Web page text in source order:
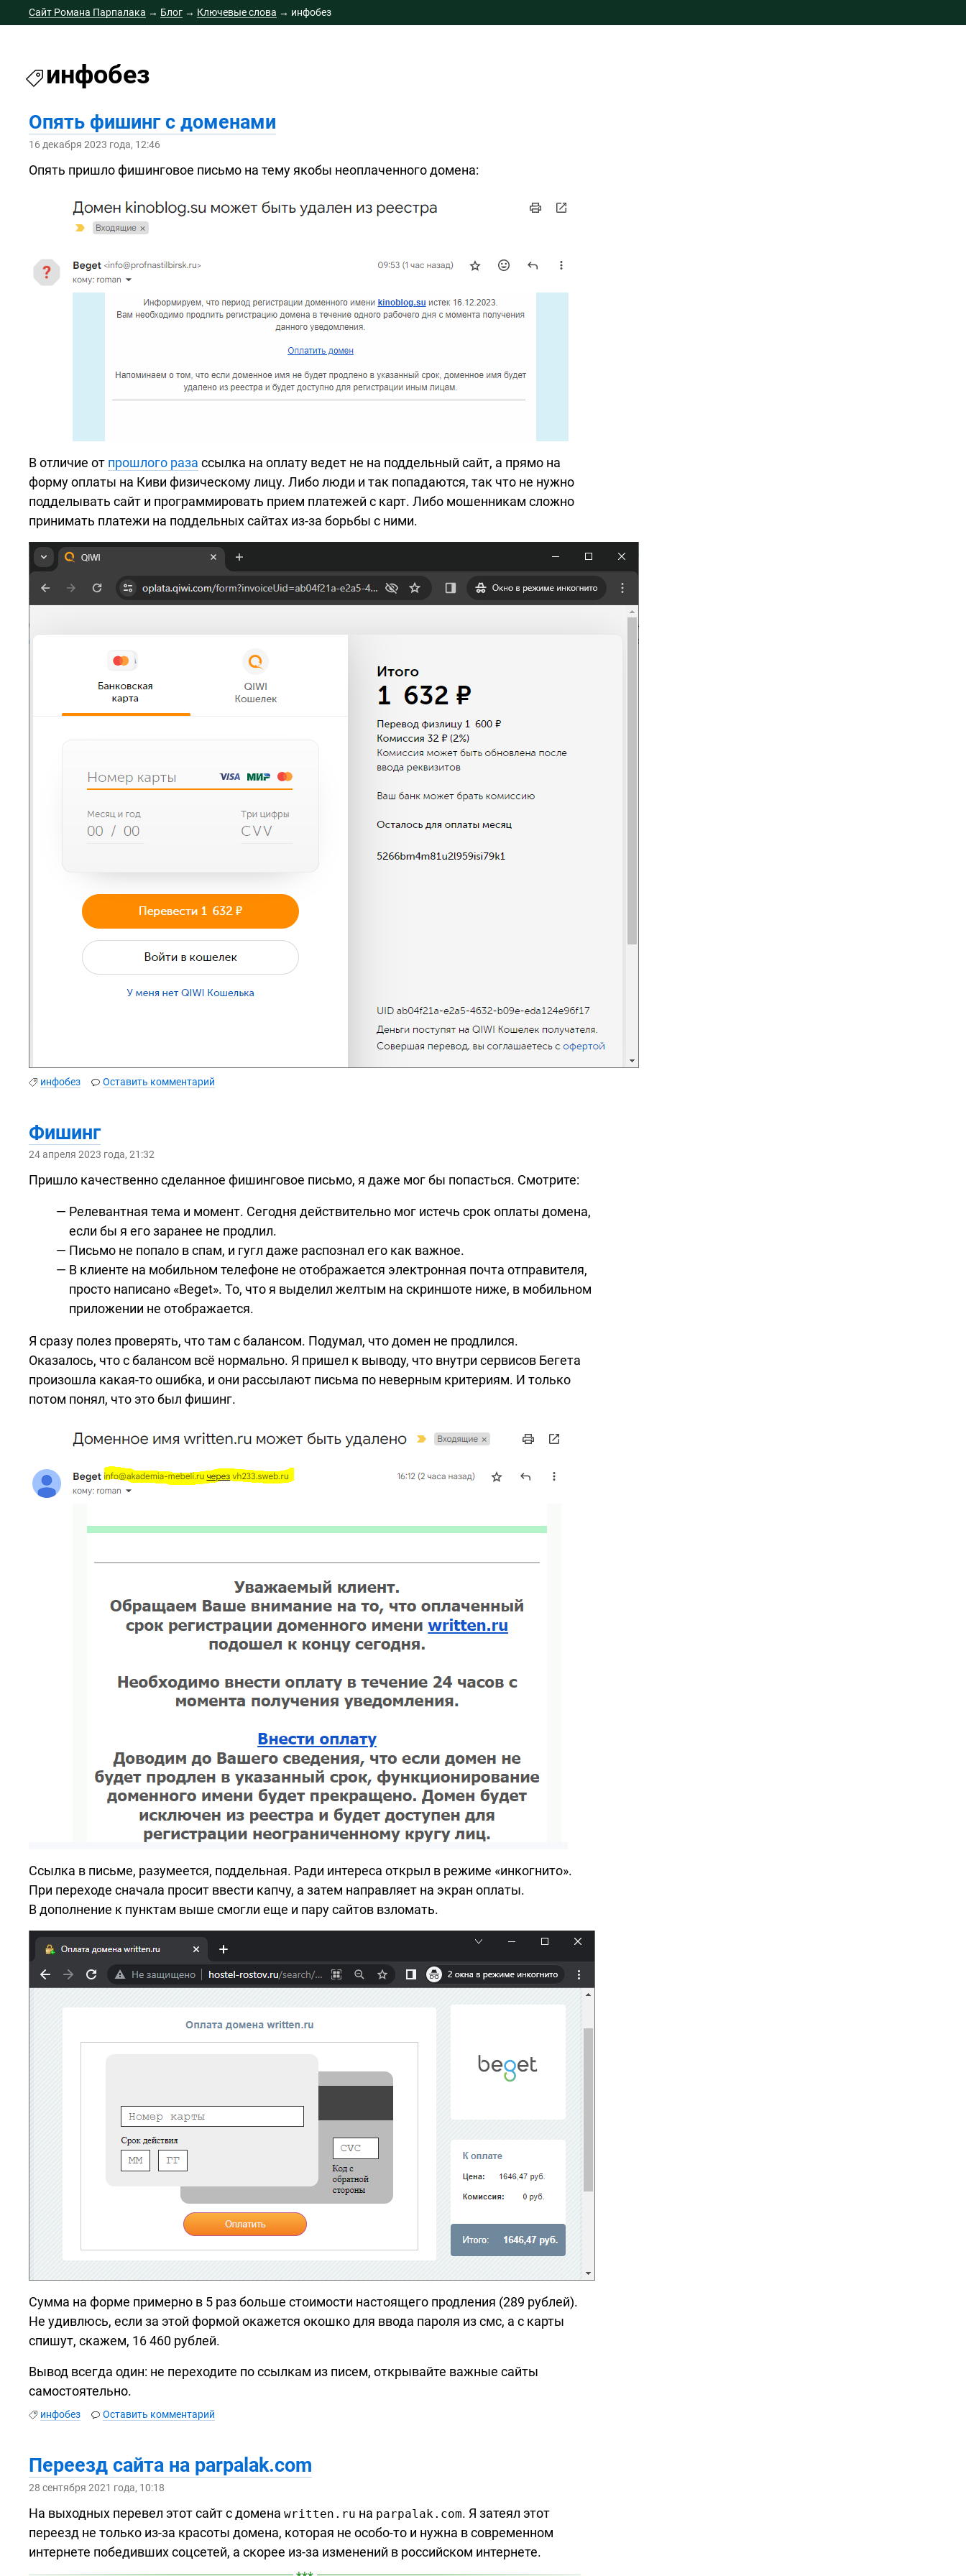
Сайт Романа Парпалака → Блог → Ключевые слова → инфобез
инфобез
Опять фишинг с доменами
16 декабря 2023 года, 12:46
Опять пришло фишинговое письмо на тему якобы неоплаченного домена:
В отличие от прошлого раза ссылка на оплату ведет не на поддельный сайт, а прямо на
форму оплаты на Киви физическому лицу. Либо люди и так попадаются, так что не нужно
подделывать сайт и программировать прием платежей с карт. Либо мошенникам сложно
принимать платежи на поддельных сайтах из-за борьбы с ними.
инфобез Оставить комментарий
Фишинг
24 апреля 2023 года, 21:32
Пришло качественно сделанное фишинговое письмо, я даже мог бы попасться. Смотрите:
Релевантная тема и момент. Сегодня действительно мог истечь срок оплаты домена,
если бы я его заранее не продлил.
Письмо не попало в спам, и гугл даже распознал его как важное.
В клиенте на мобильном телефоне не отображается электронная почта отправителя,
просто написано «Beget». То, что я выделил желтым на скриншоте ниже, в мобильном
приложении не отображается.
Я сразу полез проверять, что там с балансом. Подумал, что домен не продлился.
Оказалось, что с балансом всё нормально. Я пришел к выводу, что внутри сервисов Бегета
произошла какая-тоошибка, и они рассылают письма по неверным критериям. И только
потом понял, что это был фишинг.
Ссылка в письме, разумеется, поддельная. Ради интереса открыл в режиме «инкогнито».
При переходе сначала просит ввести капчу, а затем направляет на экран оплаты.
В дополнение к пунктам выше смогли еще и пару сайтов взломать.
Сумма на форме примерно в 5 раз больше стоимости настоящего продления (289 рублей).
Не удивлюсь, если за этой формой окажется окошко для ввода пароля из смс, а с карты
спишут, скажем, 16 460 рублей.
Вывод всегда один: не переходите по ссылкам из писем, открывайте важные сайты
самостоятельно.
инфобез Оставить комментарий
Переезд сайта на parpalak.com
28 сентября 2021 года, 10:18
На выходных перевел этот сайт с доменаwritten.ru на parpalak.com. Я затеял этот
переезд не только из-за красоты домена, которая неособо-то и нужна в современном
интернете победивших соцсетей, а скорее из-за изменений в российском интернете.